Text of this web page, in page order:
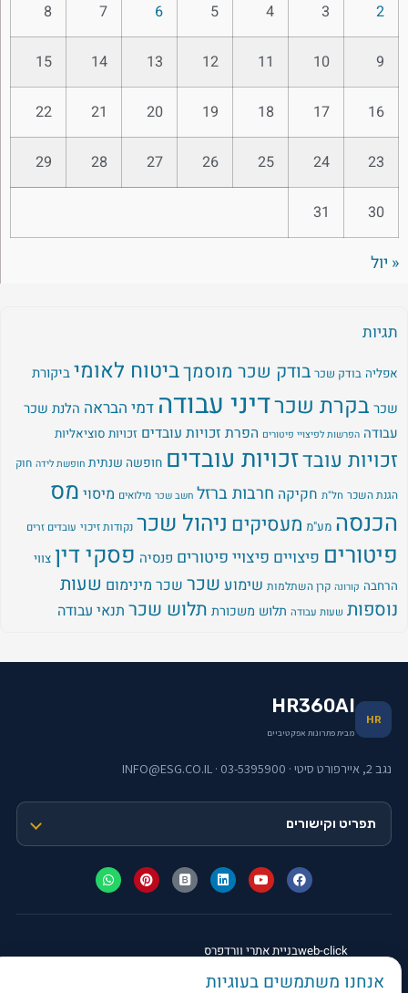
2
3
4
5
6
7
8
9
10
11
12
13
14
15
16
17
18
19
20
21
22
23
24
25
26
27
28
29
30
31
« יול
תגיות
אפליה בודק שכר בודק שכר מוסמךביטוח לאומי ביקורת
שכרבקרת שכרדיני עבודהדמי הבראההלנת שכר
עבודה הפרשות לפיצויי פיטורים הפרת זכויות עובדים זכויות סוציאליות
זכויות עובדזכויות עובדים חופשה שנתית חופשת לידה חוק
הגנת השכר חל"ת חקיקהחרבות ברזל חשב שכר מילואים מיסוימס
הכנסה מע"מ מעסיקיםניהול שכר נקודות זיכוי עובדים זרים
פיטוריםפיצוייםפיצויי פיטוריםפנסיהפסקי דין צווי
הרחבה קורונה קרן השתלמות שימועשכרשכר מינימוםשעות
נוספות שעות עבודה תלוש משכורתתלוש שכרתנאי עבודה
HR
HR360AI
מבית פתרונות אפקטיביים
נגב 2, איירפורט סיטי · 03-5395900 · INFO@ESG.CO.IL
תפריט וקישורים
web-clickבניית אתרי וורדפרס
אנחנו משתמשים בעוגיות